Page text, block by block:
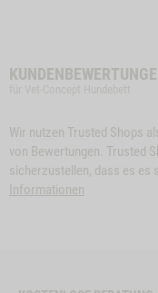
Wir nutzen Trusted Shops
von Bewertungen. Trusted
sicherzustellen, dass es es
Informationen